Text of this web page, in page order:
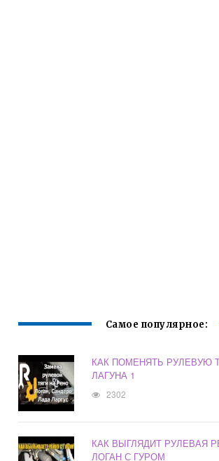
Самое популярное:
КАК ПОМЕНЯТЬ РУЛЕВУЮ
ЛАГУНА 1
2302
КАК ВЫГЛЯДИТ РУЛЕВАЯ
ЛОГАН С ГУРОМ